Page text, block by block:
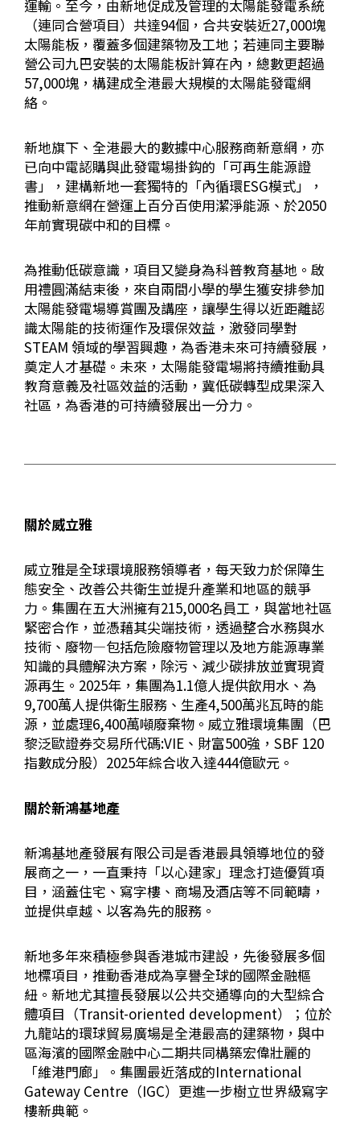
運輸。至今，由新地促成及管理的太陽能發電系統
（連同合營項目）共達94個，合共安裝近27,000塊
太陽能板，覆蓋多個建築物及工地；若連同主要聯
營公司九巴安裝的太陽能板計算在內，總數更超過
57,000塊，構建成全港最大規模的太陽能發電網
絡。
新地旗下、全港最大的數據中心服務商新意網，亦
已向中電認購與此發電場掛鈎的「可再生能源證
書」，建構新地一套獨特的「內循環ESG模式」，
推動新意網在營運上百分百使用潔淨能源、於2050
年前實現碳中和的目標。
為推動低碳意識，項目又變身為科普教育基地。啟
用禮圓滿結束後，來自兩間小學的學生獲安排參加
太陽能發電場導賞團及講座，讓學生得以近距離認
識太陽能的技術運作及環保效益，激發同學對
STEAM 領域的學習興趣，為香港未來可持續發展，
奠定人才基礎。未來，太陽能發電場將持續推動具
教育意義及社區效益的活動，冀低碳轉型成果深入
社區，為香港的可持續發展出一分力。
關於威立雅
威立雅是全球環境服務領導者，每天致力於保障生
態安全、改善公共衛生並提升產業和地區的競爭
力。集團在五大洲擁有215,000名員工，與當地社區
緊密合作，並憑藉其尖端技術，透過整合水務與水
技術、廢物—包括危險廢物管理以及地方能源專業
知識的具體解決方案，除污、減少碳排放並實現資
源再生。 2025年，集團為1.1億人提供飲用水、為
9,700萬人提供衛生服務、生產4,500萬兆瓦時的能
源，並處理6,400萬噸廢棄物。威立雅環境集團（巴
黎泛歐證券交易所代碼:VIE 、財富500強， SBF 120
指數成分股） 2025年綜合收入達444億歐元。
關於新鴻基地產
新鴻基地產發展有限公司是香港最具領導地位的發
展商之一，一直秉持「以心建家」理念打造優質項
目，涵蓋住宅、寫字樓、商場及酒店等不同範疇，
並提供卓越、以客為先的服務。
新地多年來積極參與香港城市建設，先後發展多個
地標項目，推動香港成為享譽全球的國際金融樞
紐。新地尤其擅長發展以公共交通導向的大型綜合
體項目（Transit-oriented development）；位於
九龍站的環球貿易廣場是全港最高的建築物，與中
區海濱的國際金融中心二期共同構築宏偉壯麗的
「維港門廊」。集團最近落成的International
Gateway Centre （IGC）更進一步樹立世界級寫字
樓新典範。